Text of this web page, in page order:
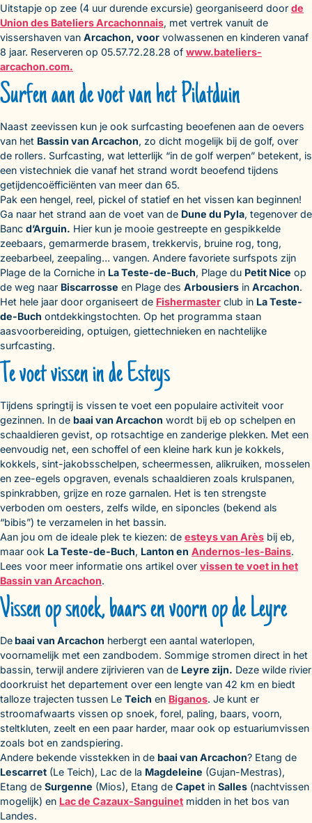
Uitstapje op zee (4 uur durende excursie) georganiseerd door de
Union des Bateliers Arcachonnais, met vertrek vanuit de
vissershaven van Arcachon, voor volwassenen en kinderen vanaf
8 jaar. Reserveren op 05.57.72.28.28 of www.bateliers-
arcachon.com.
Surfen aan de voet van het Pilatduin
Naast zeevissen kun je ook surfcasting beoefenen aan de oevers
van het Bassin van Arcachon, zo dicht mogelijk bij de golf, over
de rollers. Surfcasting, wat letterlijk “in de golf werpen” betekent, is
een vistechniek die vanaf het strand wordt beoefend tijdens
getijdencoëfficiënten van meer dan 65.
Pak een hengel, reel, pickel of statief en het vissen kan beginnen!
Ga naar het strand aan de voet van de Dune du Pyla, tegenover de
Banc d’Arguin. Hier kun je mooie gestreepte en gespikkelde
zeebaars, gemarmerde brasem, trekkervis, bruine rog, tong,
zeebarbeel, zeepaling… vangen. Andere favoriete surfspots zijn
Plage de la Corniche in La Teste-de-Buch, Plage du Petit Nice op
de weg naar Biscarrosse en Plage des Arbousiers in Arcachon.
Het hele jaar door organiseert de Fishermaster club in La Teste-
de-Buch ontdekkingstochten. Op het programma staan
aasvoorbereiding, optuigen, giettechnieken en nachtelijke
surfcasting.
Te voet vissen in de Esteys
Tijdens springtij is vissen te voet een populaire activiteit voor
gezinnen. In de baai van Arcachon wordt bij eb op schelpen en
schaaldieren gevist, op rotsachtige en zanderige plekken. Met een
eenvoudig net, een schoffel of een kleine hark kun je kokkels,
kokkels, sint-jakobsschelpen, scheermessen, alikruiken, mosselen
en zee-egels opgraven, evenals schaaldieren zoals krulspanen,
spinkrabben, grijze en roze garnalen. Het is ten strengste
verboden om oesters, zelfs wilde, en siponcles (bekend als
“bibis”) te verzamelen in het bassin.
Aan jou om de ideale plek te kiezen: de esteys van Arès bij eb,
maar ook La Teste-de-Buch, Lanton en Andernos-les-Bains.
Lees voor meer informatie ons artikel over vissen te voet in het
Bassin van Arcachon.
Vissen op snoek, baars en voorn op de Leyre
Debaai van Arcachon herbergt een aantal waterlopen,
voornamelijk met een zandbodem. Sommige stromen direct in het
bassin, terwijl andere zijrivieren van de Leyre zijn. Deze wilde rivier
doorkruist het departement over een lengte van 42 km en biedt
talloze trajecten tussen Le Teich en Biganos. Je kunt er
stroomafwaarts vissen op snoek, forel, paling, baars, voorn,
steltkluten, zeelt en een paar harder, maar ook op estuariumvissen
zoals bot en zandspiering.
Andere bekende visstekken in de baai van Arcachon? Etang de
Lescarret (Le Teich), Lac de la Magdeleine (Gujan-Mestras),
Etang de Surgenne (Mios), Etang de Capet in Salles (nachtvissen
mogelijk) en Lac de Cazaux-Sanguinet midden in het bos van
Landes.